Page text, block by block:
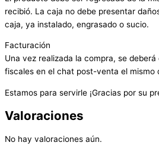
recibió. La caja no debe presentar
caja, ya instalado, engrasado o sucio.
Facturación
Una vez realizada la compra, se
fiscales en el chat post-venta el mismo
Estamos para servirle ¡Gracias por su
Valoraciones
No hay valoraciones aún.